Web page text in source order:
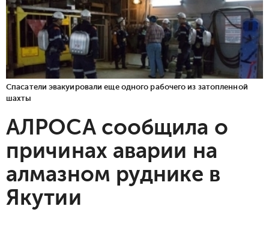
Спасатели эвакуировали еще одного рабочего из затопленной
шахты
АЛРОСА сообщила о
причинах аварии на
алмазном руднике в
Якутии